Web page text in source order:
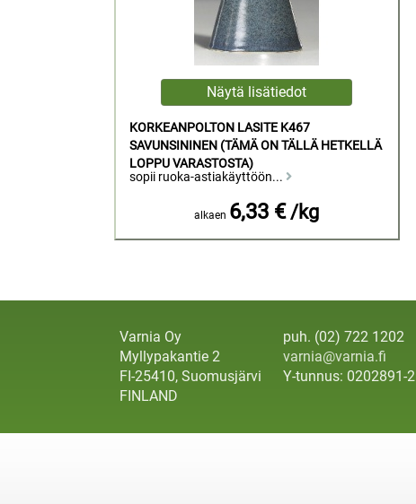
KORKEANPOLTON LASITE K467
SAVUNSININEN (TÄMÄ ON TÄLLÄ HETKELLÄ
LOPPU VARASTOSTA)
sopii ruoka-astiakäyttöön...
alkaen 6,33 € /kg
Varnia Oy
Myllypakantie 2
FI-25410, Suomusjärvi
FINLAND
puh. (02) 722 1202
varnia@varnia.fi
Y-tunnus: 0202891-2